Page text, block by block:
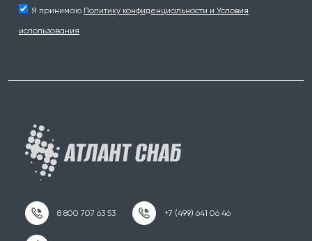
Я принимаю Политику конфиденциальности и Условия
использования